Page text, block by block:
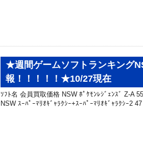
★週間ゲームソフトランキング
報！！！！！★10/27現在
ｿﾌﾄ名 会員買取価格 NSW ﾎﾟｹﾓﾝﾚｼﾞｪﾝｽﾞ Z-A
NSW ｽｰﾊﾟｰﾏﾘｵｷﾞｬﾗｸｼｰ+ｽｰﾊﾟｰﾏﾘｵｷﾞｬﾗｸｼｰ2